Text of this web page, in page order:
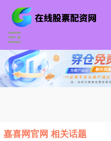
嘉喜网官网 相关话题